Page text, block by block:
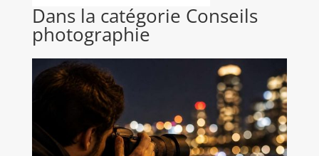
Dans la catégorie Conseils
photographie